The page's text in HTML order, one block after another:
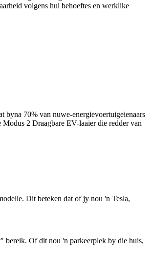
volgens hul behoeftes en werklike
70% van nuwe-energievoertuigeienaars
2 Draagbare EV-laaier die redder van
Dit beteken dat of jy nou 'n Tesla,
bereik. Of dit nou 'n parkeerplek by die huis,